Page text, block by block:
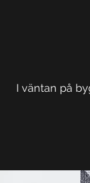
I väntan på